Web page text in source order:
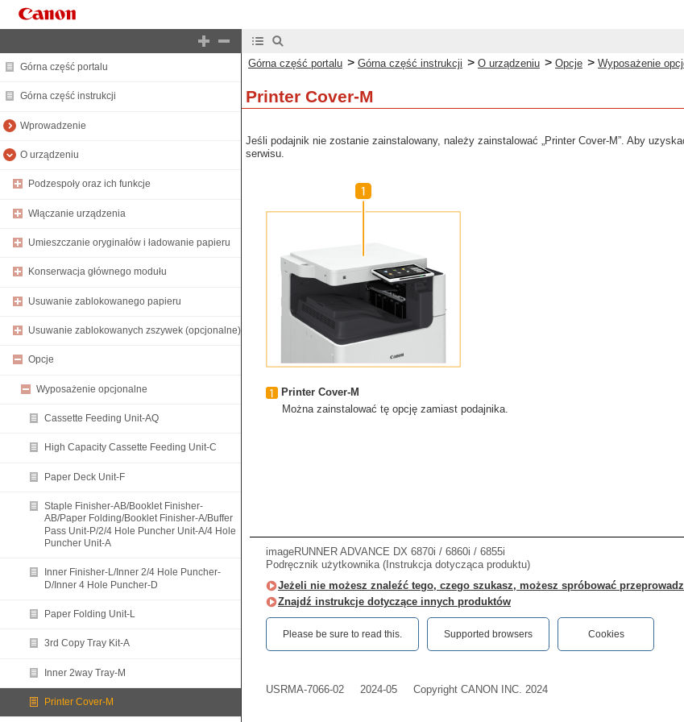
Górna część portalu
Górna część instrukcji
Wprowadzenie
O urządzeniu
Podzespoły oraz ich funkcje
Włączanie urządzenia
Umieszczanie oryginałów i ładowanie papieru
Konserwacja głównego modułu
Usuwanie zablokowanego papieru
Usuwanie zablokowanych zszywek (opcjonalne)
Opcje
Wyposażenie opcjonalne
Cassette Feeding Unit-AQ
High Capacity Cassette Feeding Unit-C
Paper Deck Unit-F
Staple Finisher-AB/Booklet Finisher-
AB/Paper Folding/Booklet Finisher-A/Buffer
Pass Unit-P/2/4 Hole Puncher Unit-A/4 Hole
Puncher Unit-A
Inner Finisher-L/Inner 2/4 Hole Puncher-
D/Inner 4 Hole Puncher-D
Paper Folding Unit-L
3rd Copy Tray Kit-A
Inner 2way Tray-M
Printer Cover-M
Górna część portalu > Górna część instrukcji > O urządzeniu > Opcje > Wyposażenie
Printer Cover-M
Jeśli podajnik nie zostanie zainstalowany, należy zainstalować „Printer Cover-M”. Aby
serwisu.
Printer Cover-M
Można zainstalować tę opcję zamiast podajnika.
imageRUNNER ADVANCE DX 6870i / 6860i / 6855i
Podręcznik użytkownika (Instrukcja dotycząca produktu)
Jeżeli nie możesz znaleźć tego, czego szukasz, możesz spróbować
Znajdź instrukcje dotyczące innych produktów
Please be sure to read this.‎ Supported browsers Cookies
USRMA-7066-02 2024-05 Copyright CANON INC. 2024